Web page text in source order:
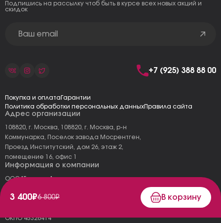
3 400₽6 800₽ В корзину
Адрес организации
108820, г. Москва, 108820, г. Москва, р-н
Коммунарка, Поселок завода Мосрентген,
Проезд Институтский, дом 26, этаж 2,
помещение 16, офис 1
Информация о компании
ООО "Тоскана"
КПП: 775101001
ОКПО 45326414
Подпишись на рассылку чтоб быть в курсе всех новых акций и
скидок
+7 (925) 388 88 00
Покупка и оплата Гарантии
Политика обработки персональных данныхПравила сайта